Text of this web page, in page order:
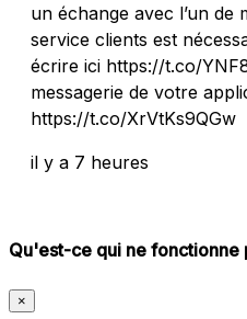
un échange avec l’un de
service clients est
écrire ici https://t.co/
messagerie de votre
https://t.co/XrVtKs9QGw
il y a 7 heures
Qu'est-ce qui ne fonctionne
×